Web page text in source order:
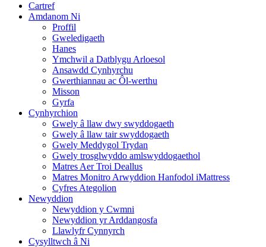
Cartref
Amdanom Ni
Proffil
Gweledigaeth
Hanes
Ymchwil a Datblygu Arloesol
Ansawdd Cynhyrchu
Gwerthiannau ac Ôl-werthu
Misson
Gyrfa
Cynhyrchion
Gwely â llaw dwy swyddogaeth
Gwely â llaw tair swyddogaeth
Gwely Meddygol Trydan
Gwely trosglwyddo amlswyddogaethol
Matres Aer Troi Deallus
Matres Monitro Arwyddion Hanfodol iMattress
Cyfres Ategolion
Newyddion
Newyddion y Cwmni
Newyddion yr Arddangosfa
Llawlyfr Cynnyrch
Cysylltwch â Ni